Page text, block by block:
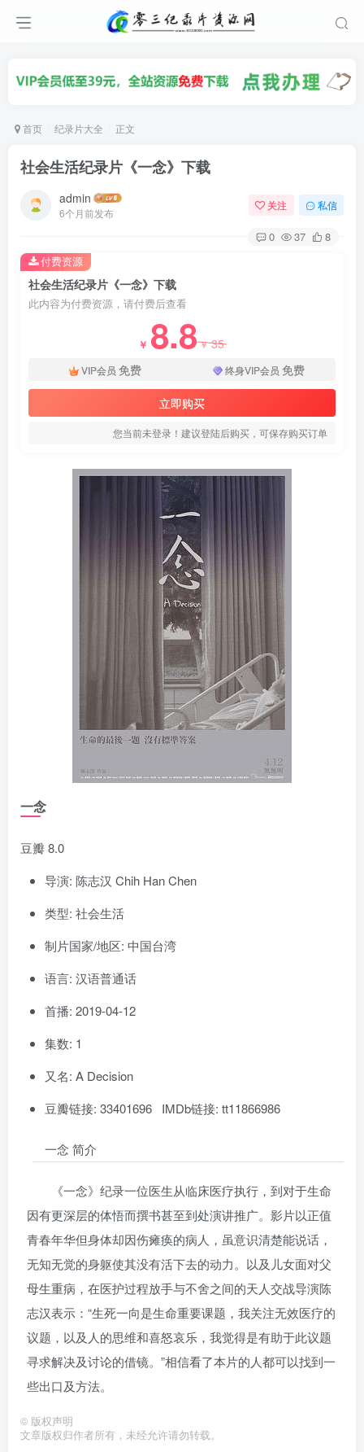
首页 纪录片大全 正文
社会生活纪录片《一念》下载
admin
6个月前发布
关注 私信
0 37 8
社会生活纪录片《一念》下载
此内容为付费资源，请付费后查看
￥ 8.8￥35
VIP会员 免费 终身VIP会员 免费
立即购买
您当前未登录！建议登陆后购买，可保存购买订单
付费资源
一念
豆瓣 8.0
导演: 陈志汉 Chih Han Chen
类型: 社会生活
制片国家/地区: 中国台湾
语言: 汉语普通话
首播: 2019-04-12
集数: 1
又名: A Decision
豆瓣链接: 33401696 IMDb链接: tt11866986
一念 简介
《一念》纪录一位医生从临床医疗执行，到对于生命
因有更深层的体悟而撰书甚至到处演讲推广。影片以正值
青春年华但身体却因伤瘫痪的病人，虽意识清楚能说话，
无知无觉的身躯使其没有活下去的动力。以及儿女面对父
母生重病，在医护过程放手与不舍之间的天人交战导演陈
志汉表示：“生死一向是生命重要课题，我关注无效医疗的
议题，以及人的思维和喜怒哀乐，我觉得是有助于此议题
寻求解决及讨论的借镜。”相信看了本片的人都可以找到一
些出口及方法。
© 版权声明
文章版权归作者所有，未经允许请勿转载。